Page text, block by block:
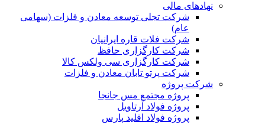
نهادهای مالی
شرکت تجلی توسعه معادن و فلزات (سهامی
عام)
شرکت فلات قاره ایرانیان
شرکت کارگزاری حافظ
شرکت کارگزاری سی ولکس کالا
شرکت پرتو تابان معادن و فلزات
شرکت پروژه
پروژه مجتمع مس جانجا
پروژه فولاد آرتاویل
پروژه فولاد اقلید پارس